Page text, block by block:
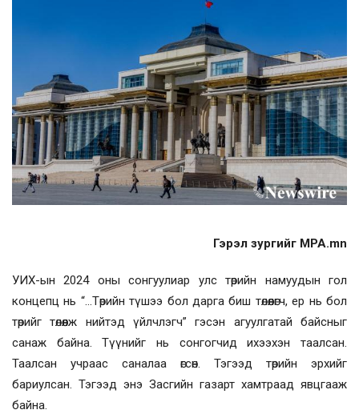
Гэрэл зургийг MPA.mn
УИХ-ын 2024 оны сонгуулиар улс төрийн намуудын гол
концепц нь “...Төрийн түшээ бол дарга биш төлөөлөгч, ер нь бол
төрийг төлөөлж нийтэд үйлчлэгч” гэсэн агуулгатай байсныг
санаж байна. Түүнийг нь сонгогчид ихээхэн таалсан.
Таалсан учраас саналаа өгсөн. Тэгээд төрийн эрхийг
бариулсан. Тэгээд энэ Засгийн газарт хамтраад явцгааж
байна.